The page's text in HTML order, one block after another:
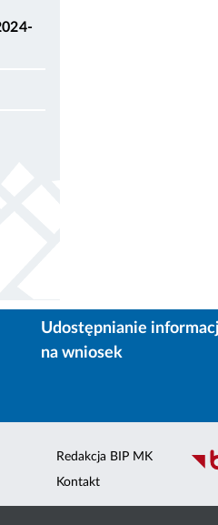
Udostępnianie
na wniosek
Redakcja BIP MK
Kontakt